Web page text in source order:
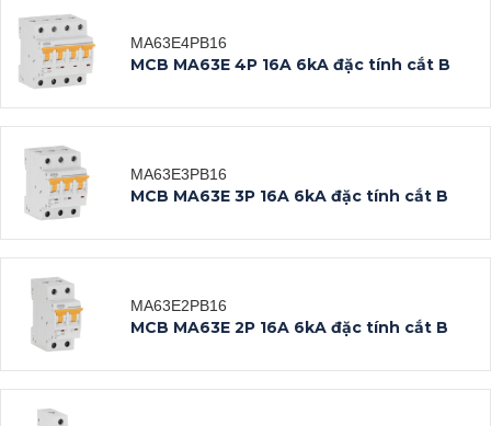
Datasheet
Datasheet
Datasheet
MA63E4PB16
MCB MA63E 4P 16A 6kA đặc tính cắt B
MA63E3PB16
MCB MA63E 3P 16A 6kA đặc tính cắt B
MA63E2PB16
MCB MA63E 2P 16A 6kA đặc tính cắt B